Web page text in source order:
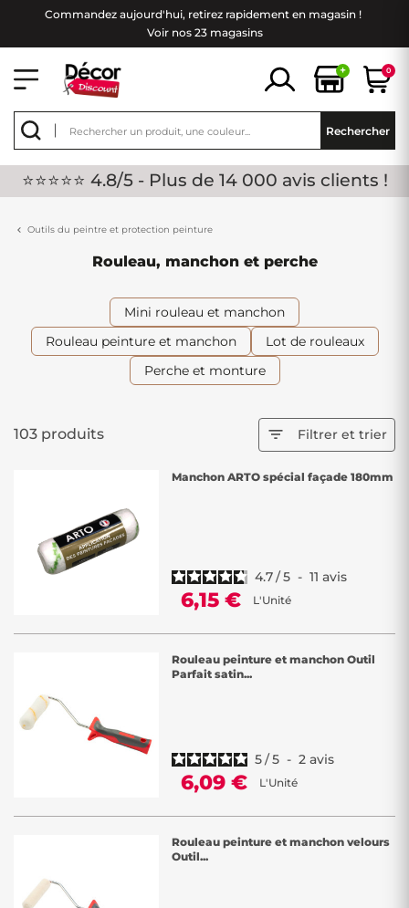
Commandez aujourd'hui, retirez rapidement en magasin !
Voir nos 23 magasins
+ 0
Rechercher
⭐⭐⭐⭐⭐ 4.8/5 - Plus de 14 000 avis clients !
Outils du peintre et protection peinture
Rouleau, manchon et perche
Mini rouleau et manchon
Rouleau peinture et manchon
Lot de rouleaux
Perche et monture
103 produits  Filtrer et trier
Manchon ARTO spécial façade 180mm
4.7/5 - 11 avis
6,15 € L'Unité
Rouleau peinture et manchon Outil
Parfait satin...
5/5 - 2 avis
6,09 € L'Unité
Rouleau peinture et manchon velours
Outil...